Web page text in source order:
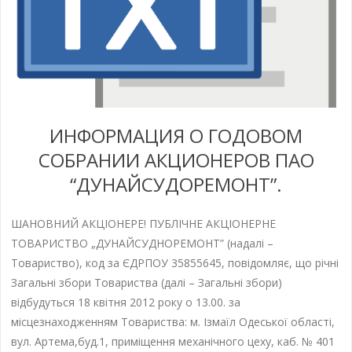
ИНФОРМАЦИЯ О ГОДОВОМ
СОБРАНИИ АКЦИОНЕРОВ ПАО
“ДУНАЙСУДОРЕМОНТ”.
ШАНОВНИЙ АКЦІОНЕРЕ! ПУБЛІЧНЕ АКЦІОНЕРНЕ
ТОВАРИСТВО „ДУНАЙСУДНОРЕМОНТ” (надалі –
Товариство), код за ЄДРПОУ 35855645, повідомляє, що річні
Загальні збори Товариства (далі – Загальні збори)
відбудуться 18 квітня 2012 року о 13.00. за
місцезнаходженням Товариства: м. Ізмаїл Одеської області,
вул. Артема,буд.1, приміщення механічного цеху, каб. № 401